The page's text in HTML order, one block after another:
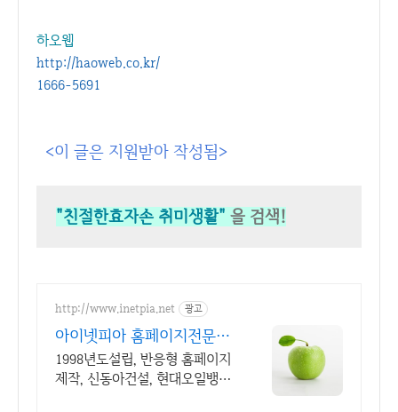
하오웹
http://haoweb.co.kr/
1666-5691
<이 글은 지원받아 작성됨>
"친절한효자손 취미생활" 을 검색!
http://www.inetpia.net 광고
아이넷피아 홈페이지전문제
작
1998년도설립, 반응형 홈페이지
제작, 신동아건설, 현대오일뱅크,